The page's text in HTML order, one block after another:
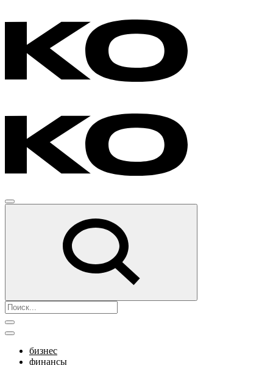
бизнес
финансы